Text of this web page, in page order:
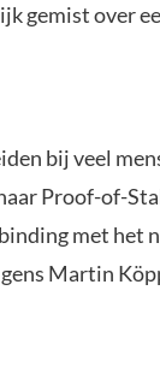
gemist over
bij veel
Proof-of-
met het
Martin